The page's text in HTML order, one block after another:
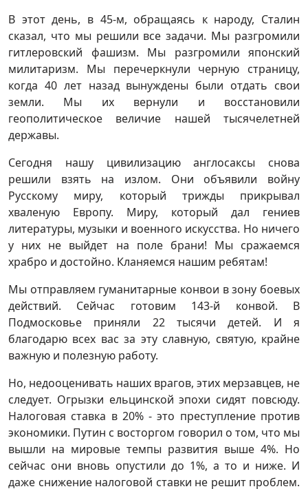
В этот день, в 45-м, обращаясь к народу, Сталин
сказал, что мы решили все задачи. Мы разгромили
гитлеровский фашизм. Мы разгромили японский
милитаризм. Мы перечеркнули черную страницу,
когда 40 лет назад вынуждены были отдать свои
земли. Мы их вернули и восстановили
геополитическое величие нашей тысячелетней
державы.
Сегодня нашу цивилизацию англосаксы снова
решили взять на излом. Они объявили войну
Русскому миру, который трижды прикрывал
хваленую Европу. Миру, который дал гениев
литературы, музыки и военного искусства. Но ничего
у них не выйдет на поле брани! Мы сражаемся
храбро и достойно. Кланяемся нашим ребятам!
Мы отправляем гуманитарные конвои в зону боевых
действий. Сейчас готовим 143-й конвой. В
Подмосковье приняли 22 тысячи детей. И я
благодарю всех вас за эту славную, святую, крайне
важную и полезную работу.
Но, недооценивать наших врагов, этих мерзавцев, не
следует. Огрызки ельцинской эпохи сидят повсюду.
Налоговая ставка в 20% - это преступление против
экономики. Путин с восторгом говорил о том, что мы
вышли на мировые темпы развития выше 4%. Но
сейчас они вновь опустили до 1%, а то и ниже. И
даже снижение налоговой ставки не решит проблем.